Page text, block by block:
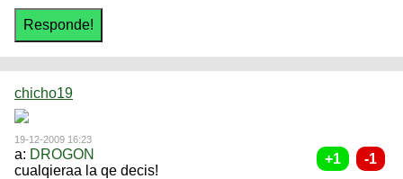
chicho19
19-12-2009 16:23
a: DROGON
cualqieraa la qe decis!